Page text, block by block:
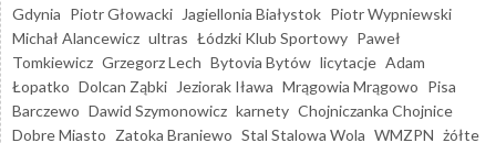
Gdynia Piotr Głowacki Jagiellonia Białystok Piotr Wypniewski
Michał Alancewicz ultras Łódzki Klub Sportowy Paweł
Tomkiewicz Grzegorz Lech Bytovia Bytów licytacje Adam
Łopatko Dolcan Ząbki Jeziorak Iława Mrągowia Mrągowo Pisa
Barczewo Dawid Szymonowicz karnety Chojniczanka Chojnice
Dobre Miasto Zatoka Braniewo Stal Stalowa Wola WMZPN żółte